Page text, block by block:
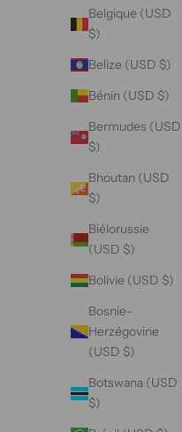
Belgique (USD
$)
Belize (USD $)
Bénin (USD $)
Bermudes (USD
$)
Bhoutan (USD
$)
Biélorussie
(USD $)
Bolivie (USD $)
Bosnie-
Herzégovine
(USD $)
Botswana (USD
$)
Andorre
(USD $)
Angola
(USD $)
Anguilla
(USD $)
et-
Arabie
(USD $)
(USD $)
(USD $)